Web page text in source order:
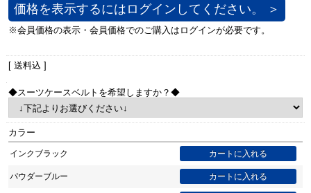
価格を表示するにはログインしてください。 ＞
[ 送料込 ]
◆スーツケースベルトを希望しますか？◆
カラー
インクブラック
パウダーブルー